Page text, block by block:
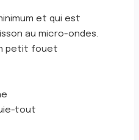
et qui est
au micro-ondes.
petit fouet
tout